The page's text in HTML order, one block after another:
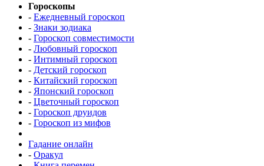
Гороскопы
- Ежедневный гороскоп
- Знаки зодиака
- Гороскоп совместимости
- Любовный гороскоп
- Интимный гороскоп
- Детский гороскоп
- Китайский гороскоп
- Японский гороскоп
- Цветочный гороскоп
- Гороскоп друидов
- Гороскоп из мифов
Гадание онлайн
- Оракул